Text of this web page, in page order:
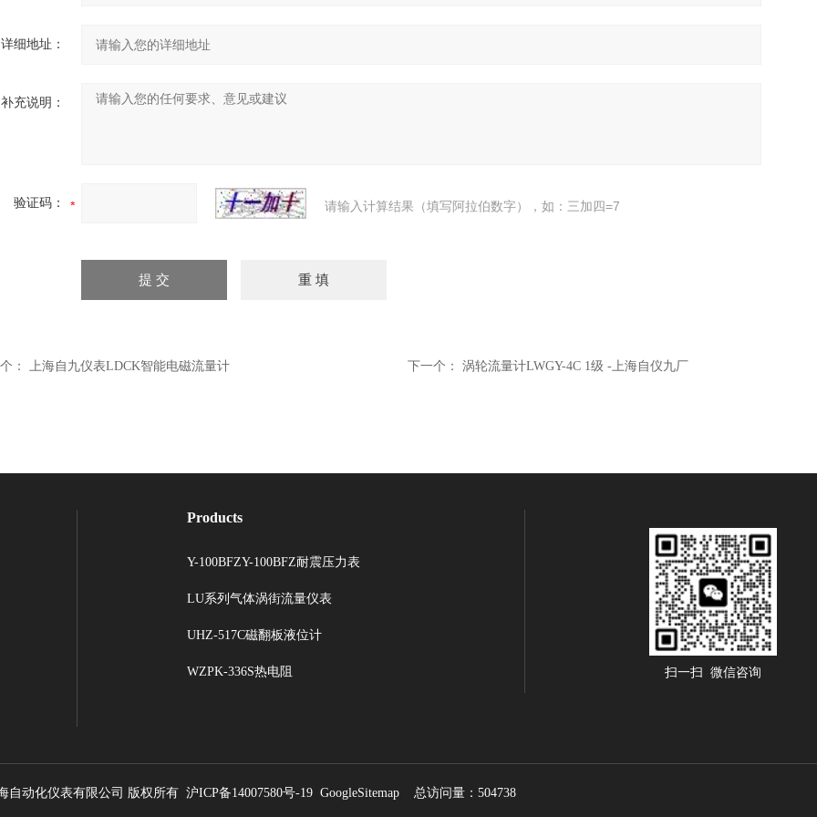
详细地址：
补充说明：
验证码： 请输入计算结果（填写阿拉伯数字），如：三加四=7
： 上海自九仪表LDCK智能电磁流量计 下一个： 涡轮流量计LWGY-4C 1级 -上海自仪九厂
Products
Y-100BFZY-100BFZ耐震压力表
LU系列气体涡街流量仪表
UHZ-517C磁翻板液位计
WZPK-336S热电阻 扫一扫 微信咨询
自动化仪表有限公司 版权所有 沪ICP备14007580号-19 GoogleSitemap总访问量：504738